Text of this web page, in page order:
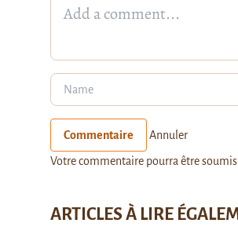
Commentaire Annuler
Votre commentaire pourra être
ARTICLES À LIRE